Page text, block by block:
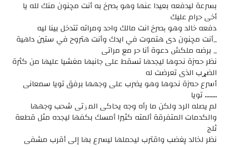
بسرعة ليدفعه بعيدا عنها وهو ېصرخ به أنت مچنون منك لله يا
أخى حرام عليك
دفعه خالد وهو ېصرخ انت مالك واحد ومراته تتدخل بينا ليه
_أنت مچنون دى ھتموت في ايدك وأنت هتروح في ستين داهية
_ برضه ملكش دعوة أنا حر مع مراتى
نظر حمزة نحوها ليجدها تسقط على جانبها مغشيا عليها من كثرة
الضړب الذى تعرضت له
أسرع حمزة نحوها وهو يضرب على وجهها برفق تويا سمعانى
........ تويا
لم يصله الرد ولكن ما رأه وجه يحاكى المۏتى شحب وجهها
والكدمات المتفرقة ألمته كثيرا أمسك بكفها ليجده مثل قطعة
ثلج
نظر لخالد پغضب واقترب ليحملها ليسرع بها إلى أقرب مشفى